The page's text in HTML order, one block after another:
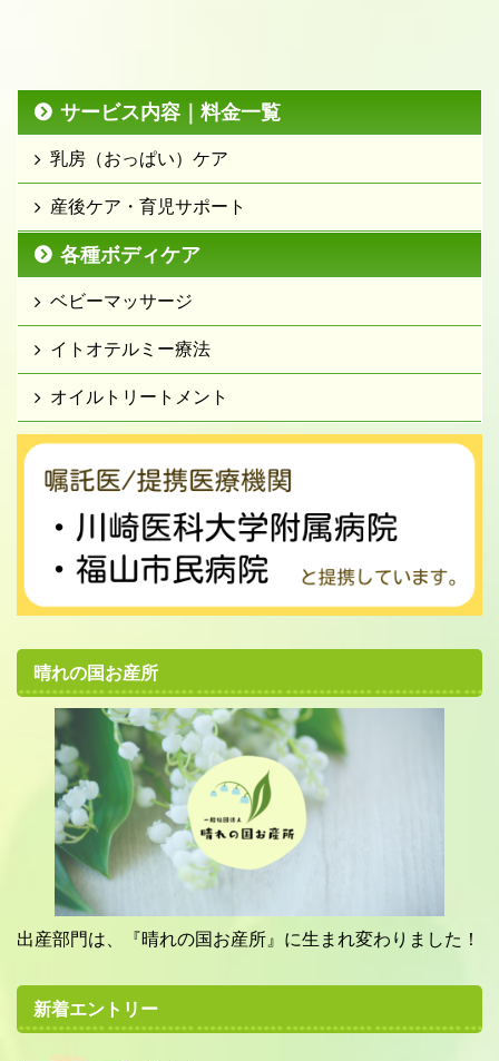
サービス内容｜料金一覧
乳房（おっぱい）ケア
産後ケア・育児サポート
各種ボディケア
ベビーマッサージ
イトオテルミー療法
オイルトリートメント
晴れの国お産所
出産部門は、『晴れの国お産所』に生まれ変わりました！
新着エントリー